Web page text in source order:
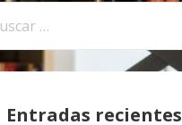
Entradas recientes